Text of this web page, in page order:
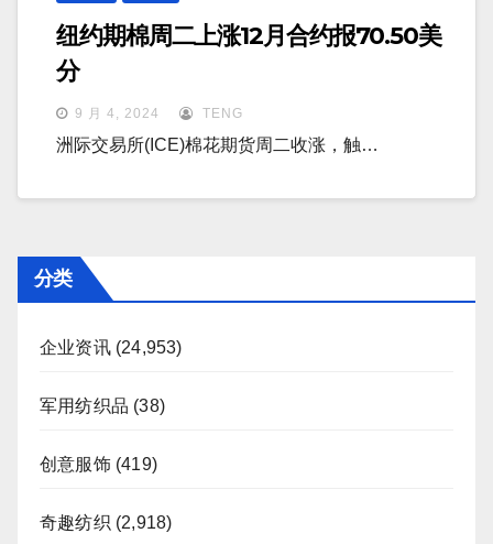
纽约期棉周二上涨12月合约报70.50美
分
9 月 4, 2024 TENG
洲际交易所(ICE)棉花期货周二收涨，触…
分类
企业资讯(24,953)
军用纺织品 (38)
创意服饰(419)
奇趣纺织 (2,918)